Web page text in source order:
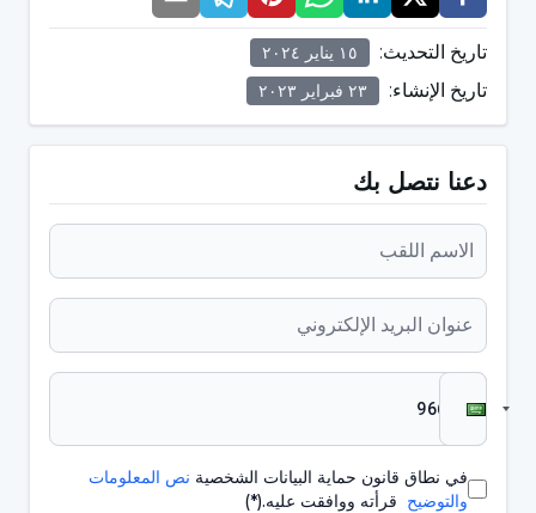
تاريخ التحديث: ١٥ يناير ٢٠٢٤
تاريخ الإنشاء: ٢٣ فبراير ٢٠٢٣
دعنا نتصل بك
في نطاق قانون حماية البيانات الشخصية نص المعلومات
والتوضيح قرأته ووافقت عليه.(*)